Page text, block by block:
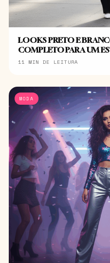
LOOKS PRETO E
COMPLETO PARA UM
11 MIN DE LEITURA
MODA